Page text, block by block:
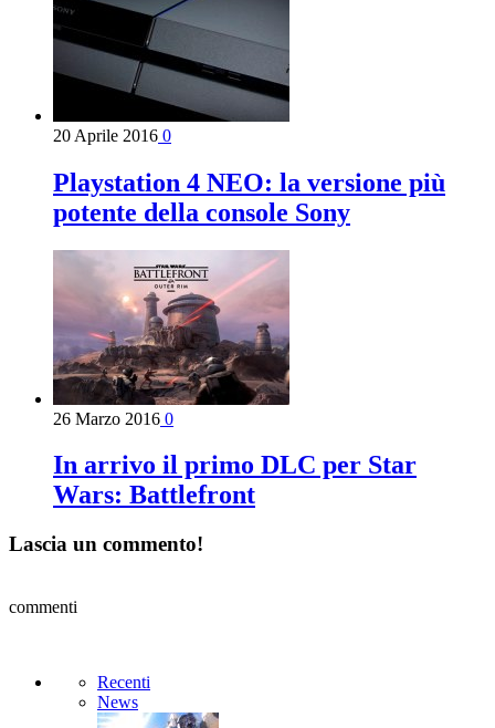
20 Aprile 2016 0
Playstation 4 NEO: la versione più
potente della console Sony
26 Marzo 2016 0
In arrivo il primo DLC per Star
Wars: Battlefront
Lascia un commento!
commenti
Recenti
News